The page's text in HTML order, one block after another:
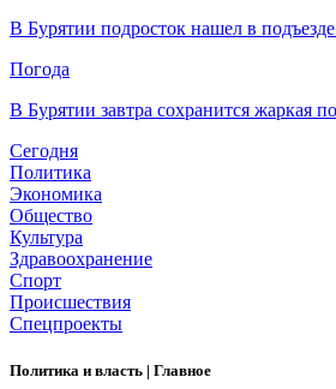
В Бурятии подросток нашел в
Погода
В Бурятии завтра сохранится жаркая
Сегодня
Политика
Экономика
Общество
Культура
Здравоохранение
Спорт
Происшествия
Спецпроекты
Политика и власть | Главное